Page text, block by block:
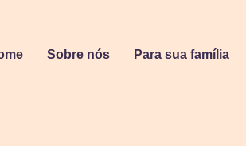
Sobre nós Para sua família